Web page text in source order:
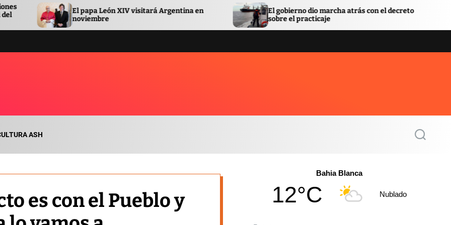
León XIV visitará Argentina en
El gobierno dio marcha atrás con el decreto
sobre el practicaje
La provincia
ASH
S
es con el Pueblo y
Bahia Blanca
12°C Nublado